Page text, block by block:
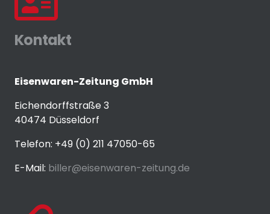
Kontakt
Eisenwaren-Zeitung GmbH
Eichendorffstraße 3
40474 Düsseldorf
Telefon: +49 (0) 211 47050-65
E-Mail: biller@eisenwaren-zeitung.de